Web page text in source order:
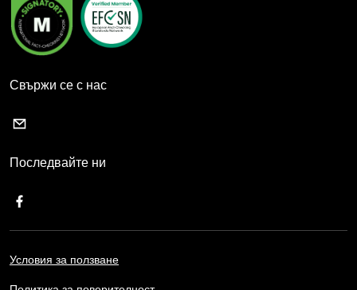
Свържи се с нас
Последвайте ни
Условия за ползване